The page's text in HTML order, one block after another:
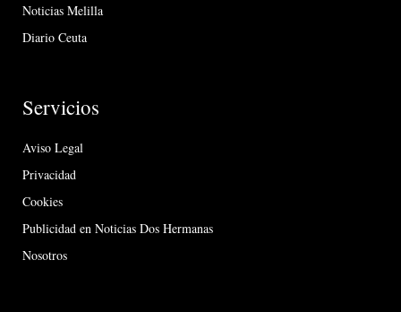
Noticias Melilla
Diario Ceuta
Servicios
Aviso Legal
Privacidad
Cookies
Publicidad en Noticias Dos Hermanas
Nosotros